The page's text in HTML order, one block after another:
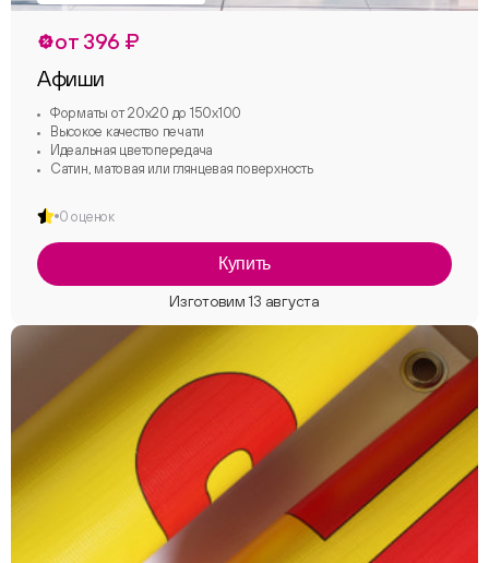
от 396 ₽
Афиши
Форматы от 20х20 до 150х100
Высокое качество печати
Идеальная цветопередача
Сатин, матовая или глянцевая поверхность
0 оценок
Купить